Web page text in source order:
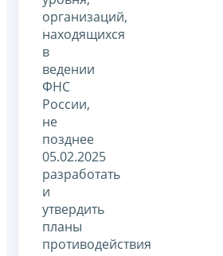
организаций,
находящихся
в
ведении
ФНС
России,
не
позднее
05.02.2025
разработать
и
утвердить
планы
противодействия